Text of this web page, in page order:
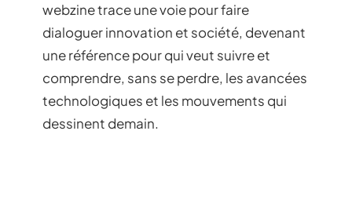
webzine trace une voie pour faire
dialoguer innovation et société, devenant
une référence pour qui veut suivre et
comprendre, sans se perdre, les avancées
technologiques et les mouvements qui
dessinent demain.